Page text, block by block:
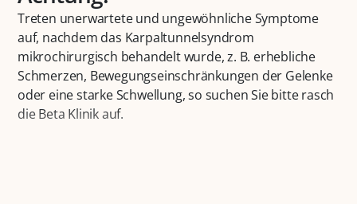
Treten unerwartete und ungewöhnliche Symptome
auf, nachdem das Karpaltunnelsyndrom
mikrochirurgisch behandelt wurde, z. B. erhebliche
Schmerzen, Bewegungseinschränkungen der Gelenke
oder eine starke Schwellung, so suchen Sie bitte rasch
die Beta Klinik auf.